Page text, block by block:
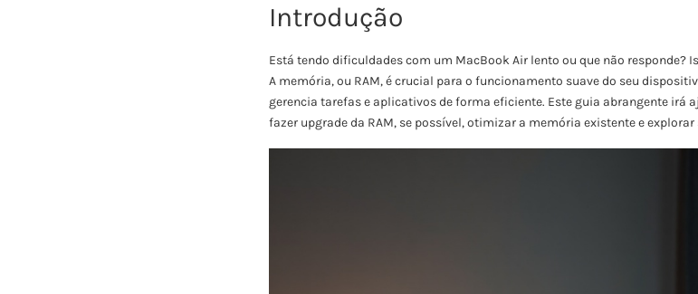
Introdução
Está tendo dificuldades com um MacBook Air lento ou que não responde?
A memória, ou RAM, é crucial para o funcionamento suave do seu
gerencia tarefas e aplicativos de forma eficiente. Este guia abrangente irá
fazer upgrade da RAM, se possível, otimizar a memória existente e